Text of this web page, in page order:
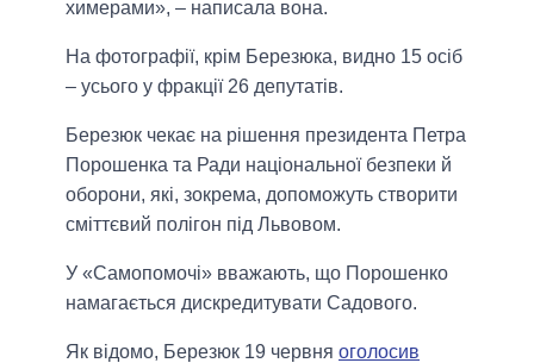
химерами», – написала вона.
На фотографії, крім Березюка, видно 15 осіб
– усього у фракції 26 депутатів.
Березюк чекає на рішення президента Петра
Порошенка та Ради національної безпеки й
оборони, які, зокрема, допоможуть створити
сміттєвий полігон під Львовом.
У «Самопомочі» вважають, що Порошенко
намагається дискредитувати Садового.
Як відомо, Березюк 19 червня оголосив